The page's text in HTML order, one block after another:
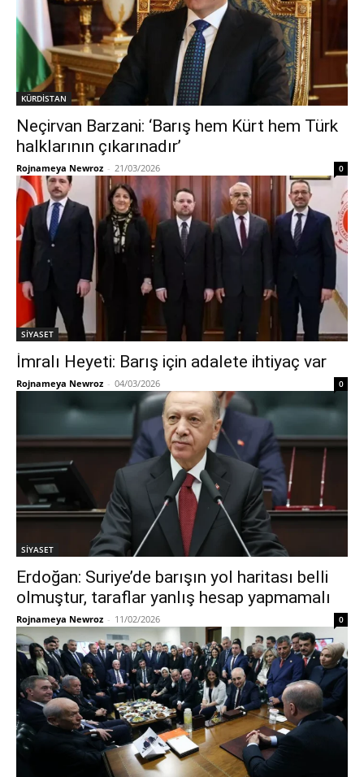
KÜRDİSTAN
Neçirvan Barzani: ‘Barış hem Kürt hem Türk
halklarının çıkarınadır’
Rojnameya Newroz - 21/03/2026 0
SİYASET
İmralı Heyeti: Barış için adalete ihtiyaç var
Rojnameya Newroz - 04/03/2026 0
SİYASET
Erdoğan: Suriye’de barışın yol haritası belli
olmuştur, taraflar yanlış hesap yapmamalı
Rojnameya Newroz - 11/02/2026 0